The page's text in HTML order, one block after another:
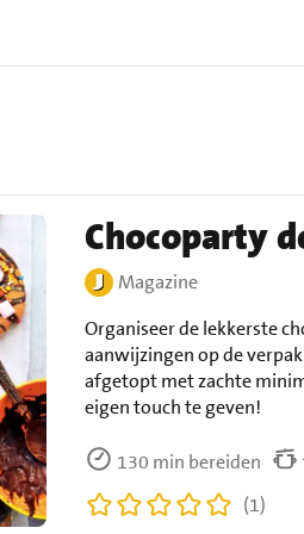
Chocoparty
Magazine
Organiseer de lekkerste
aanwijzingen op de
afgetopt met zachte
eigen touch te geven!
130 min bereiden
(1)